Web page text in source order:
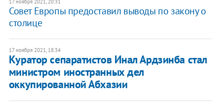
17 ноября 2021, 20:31
Совет Европы предоставил выводы по закону о
столице
17 ноября 2021, 18:34
Куратор сепаратистов Инал Ардзинба стал
министром иностранных дел
оккупированной Абхазии